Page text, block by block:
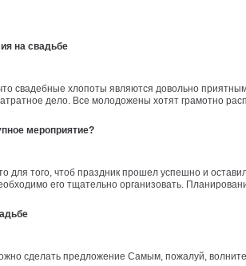
на свадьбе
свадебные хлопоты являются довольно
дело. Все молодожены хотят грамотно
мероприятие?
для того, чтоб праздник прошел успешно и
его тщательно организовать.
сделать предложение Самым, пожалуй,